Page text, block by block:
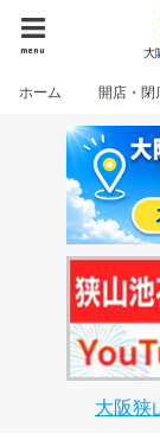
menu
ホーム 開店・閉
大阪狭